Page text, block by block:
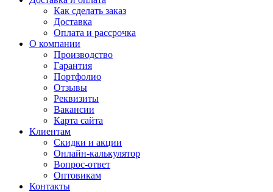
Как сделать заказ
Доставка
Оплата и рассрочка
О компании
Производство
Гарантия
Портфолио
Отзывы
Реквизиты
Вакансии
Карта сайта
Клиентам
Скидки и акции
Онлайн-калькулятор
Вопрос-ответ
Оптовикам
Контакты